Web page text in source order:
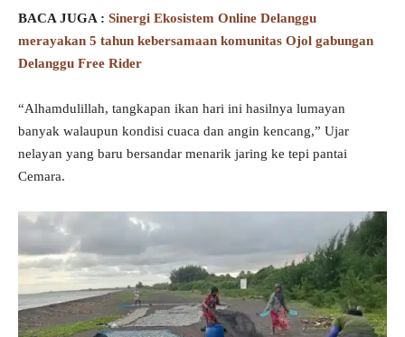
BACA JUGA : Sinergi Ekosistem Online Delanggu
merayakan 5 tahun kebersamaan komunitas Ojol gabungan
Delanggu Free Rider
“Alhamdulillah, tangkapan ikan hari ini hasilnya lumayan
banyak walaupun kondisi cuaca dan angin kencang,” Ujar
nelayan yang baru bersandar menarik jaring ke tepi pantai
Cemara.